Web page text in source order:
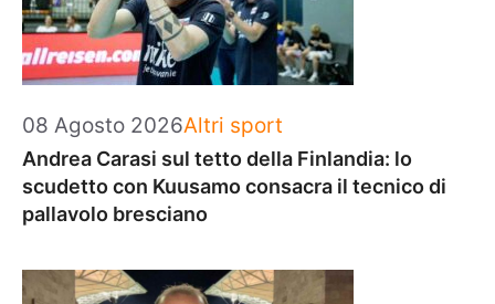
08 Agosto 2026Categorie
Altri sport
Andrea Carasi sul tetto della Finlandia: lo
scudetto con Kuusamo consacra il tecnico di
pallavolo bresciano